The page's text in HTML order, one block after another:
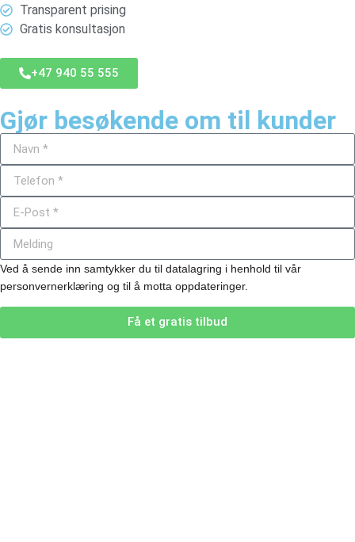
Transparent prising
Gratis konsultasjon
+47 940 55 555
Gjør besøkende om til kunder
Ved å sende inn samtykker du til datalagring i henhold til vår
personvernerklæring og til å motta oppdateringer.
Få et gratis tilbud